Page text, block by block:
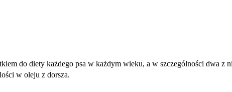
do diety każdego psa w każdym wieku, a w szczególności dwa z
w oleju z dorsza.